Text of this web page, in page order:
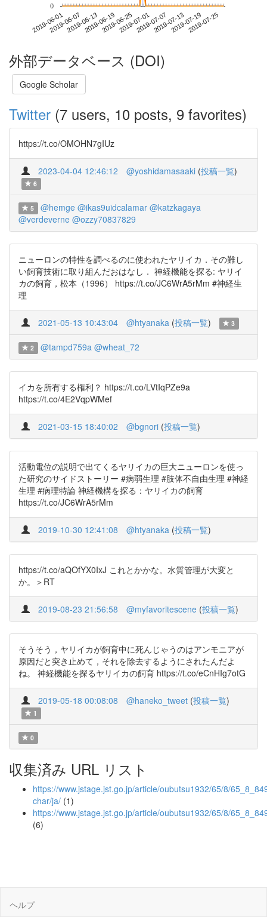
2019-06-012019-06-072019-06-132019-06-192019-06-252019-07-012019-07-072019-07-132019-07-192019-07-25
0
外部データベース (DOI)
Google Scholar
Twitter (7 users, 10 posts, 9 favorites)
https://t.co/OMOHN7gIUz
2023-04-04 12:46:12 @yoshidamasaaki (投稿一覧)
6
5 @hemge @ikas9uidcalamar @katzkagaya
@verdeverne @ozzy70837829
ニューロンの特性を調べるのに使われたヤリイカ．その難し
い飼育技術に取り組んだおはなし． 神経機能を探る: ヤリイ
カの飼育，松本（1996） https://t.co/JC6WrA5rMm #神経生
理
2021-05-13 10:43:04 @htyanaka (投稿一覧) 3
2 @tampd759a @wheat_72
イカを所有する権利？ https://t.co/LVtIqPZe9a
https://t.co/4E2VqpWMef
2021-03-15 18:40:02 @bgnori (投稿一覧)
活動電位の説明で出てくるヤリイカの巨大ニューロンを使っ
た研究のサイドストーリー #病弱生理 #肢体不自由生理 #神経
生理 #病理特論 神経機構を探る：ヤリイカの飼育
https://t.co/JC6WrA5rMm
2019-10-30 12:41:08 @htyanaka (投稿一覧)
https://t.co/aQOfYX0IxJ これとかかな。水質管理が大変と
か。＞RT
2019-08-23 21:56:58 @myfavoritescene (投稿一覧)
そうそう，ヤリイカが飼育中に死んじゃうのはアンモニアが
原因だと突き止めて，それを除去するようにされたんだよ
ね。 神経機能を探るヤリイカの飼育 https://t.co/eCnHIg7otG
2019-05-18 00:08:08 @haneko_tweet (投稿一覧)
1
0
収集済み URL リスト
https://www.jstage.jst.go.jp/article/oubutsu1932/65/8/
char/ja/ (1)
https://www.jstage.jst.go.jp/article/oubutsu1932/65/8/
(6)
ヘルプ